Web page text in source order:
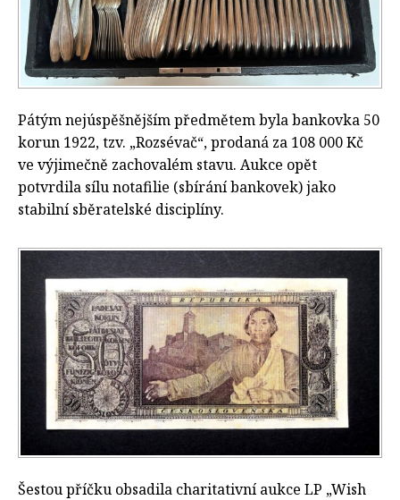
Pátým nejúspěšnějším předmětem byla bankovka 50
korun 1922, tzv. „Rozsévač“, prodaná za 108 000 Kč
ve výjimečně zachovalém stavu. Aukce opět
potvrdila sílu notafilie (sbírání bankovek) jako
stabilní sběratelské disciplíny.
Šestou příčku obsadila charitativní aukce LP „Wish